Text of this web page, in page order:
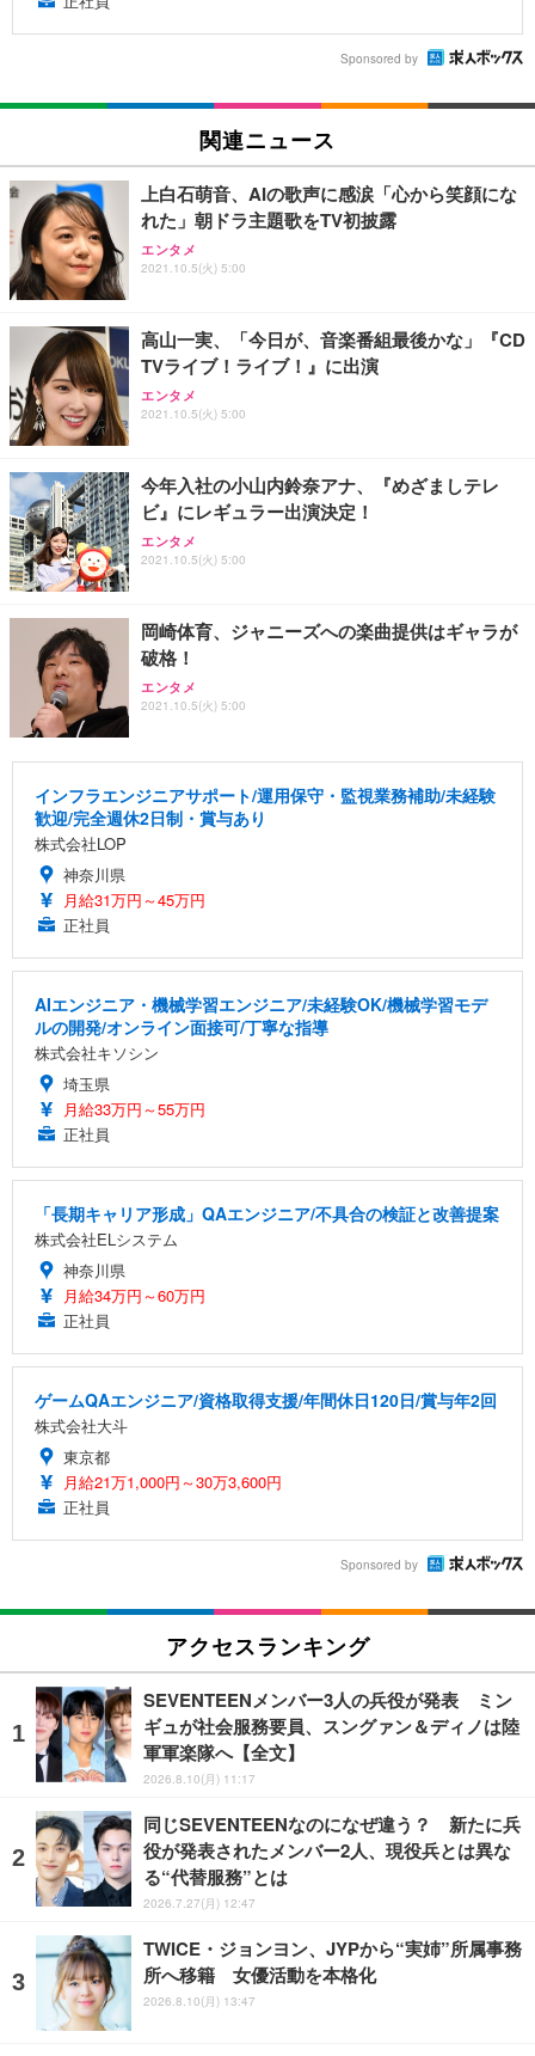
Sponsored by
関連ニュース
上白石萌音、AIの歌声に感涙「心から笑顔にな
れた」朝ドラ主題歌をTV初披露
エンタメ
2021.10.5(火) 5:00
高山一実、「今日が、音楽番組最後かな」『CD
TVライブ！ライブ！』に出演
エンタメ
2021.10.5(火) 5:00
今年入社の小山内鈴奈アナ、『めざましテレ
ビ』にレギュラー出演決定！
エンタメ
2021.10.5(火) 5:00
岡崎体育、ジャニーズへの楽曲提供はギャラが
破格！
エンタメ
2021.10.5(火) 5:00
インフラエンジニアサポート/運用保守・監視業務補助/未経験
歓迎/完全週休2日制・賞与あり
株式会社LOP
神奈川県
月給31万円～45万円
正社員
AIエンジニア・機械学習エンジニア/未経験OK/機械学習モデ
ルの開発/オンライン面接可/丁寧な指導
株式会社キソシン
埼玉県
月給33万円～55万円
正社員
「長期キャリア形成」QAエンジニア/不具合の検証と改善提案
株式会社ELシステム
神奈川県
月給34万円～60万円
正社員
ゲームQAエンジニア/資格取得支援/年間休日120日/賞与年2回
株式会社大斗
東京都
月給21万1,000円～30万3,600円
正社員
Sponsored by
アクセスランキング
SEVENTEENメンバー3人の兵役が発表 ミン
ギュが社会服務要員、スングァン＆ディノは陸
軍軍楽隊へ【全文】
2026.8.10(月) 11:17
同じSEVENTEENなのになぜ違う？ 新たに兵
役が発表されたメンバー2人、現役兵とは異な
る“代替服務”とは
2026.7.27(月) 12:47
TWICE・ジョンヨン、JYPから“実姉”所属事務
所へ移籍 女優活動を本格化
2026.8.10(月) 13:47